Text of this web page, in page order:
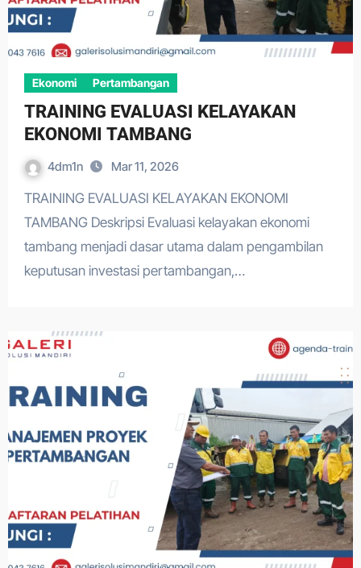
Ekonomi Pertambangan
TRAINING EVALUASI KELAYAKAN
EKONOMI TAMBANG
4dm1n Mar 11, 2026
TRAINING EVALUASI KELAYAKAN EKONOMI
TAMBANG Deskripsi Evaluasi kelayakan ekonomi
tambang menjadi dasar utama dalam pengambilan
keputusan investasi pertambangan,…